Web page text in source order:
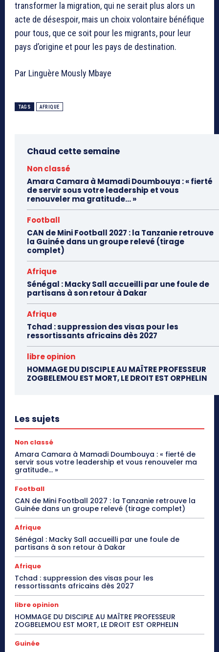
transformer la migration, qui ne serait plus alors un
acte de désespoir, mais un choix volontaire bénéfique
pour tous, que ce soit pour les migrants, pour leur
pays d’origine et pour les pays de destination.
Par Linguère Mously Mbaye
TAGS AFRIQUE
Chaud cette semaine
Non classé
Amara Camara à Mamadi Doumbouya : « fierté
de servir sous votre leadership et vous
renouveler ma gratitude… »
Football
CAN de Mini Football 2027 : la Tanzanie retrouve
la Guinée dans un groupe relevé (tirage
complet)
Afrique
Sénégal : Macky Sall accueilli par une foule de
partisans à son retour à Dakar
Afrique
Tchad : suppression des visas pour les
ressortissants africains dès 2027
libre opinion
HOMMAGE DU DISCIPLE AU MAÎTRE PROFESSEUR
ZOGBELEMOU EST MORT, LE DROIT EST ORPHELIN
Les sujets
Non classé
Amara Camara à Mamadi Doumbouya : « fierté de
servir sous votre leadership et vous renouveler ma
gratitude… »
Football
CAN de Mini Football 2027 : la Tanzanie retrouve la
Guinée dans un groupe relevé (tirage complet)
Afrique
Sénégal : Macky Sall accueilli par une foule de
partisans à son retour à Dakar
Afrique
Tchad : suppression des visas pour les
ressortissants africains dès 2027
libre opinion
HOMMAGE DU DISCIPLE AU MAÎTRE PROFESSEUR
ZOGBELEMOU EST MORT, LE DROIT EST ORPHELIN
Guinée